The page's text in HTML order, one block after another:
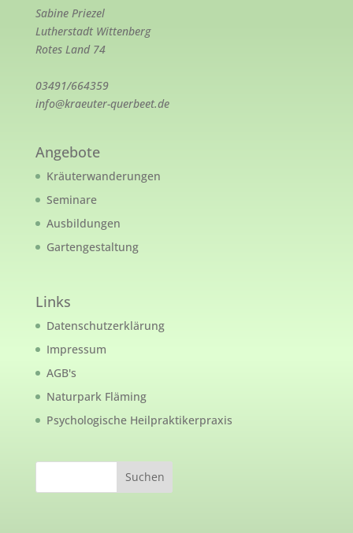
Sabine Priezel
Lutherstadt Wittenberg
Rotes Land 74
03491/664359
info@kraeuter-querbeet.de
Angebote
Kräuterwanderungen
Seminare
Ausbildungen
Gartengestaltung
Links
Datenschutzerklärung
Impressum
AGB's
Naturpark Fläming
Psychologische Heilpraktikerpraxis